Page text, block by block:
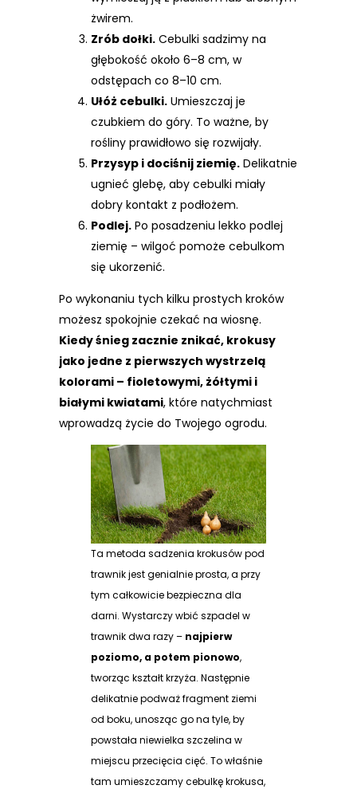
żwirem.
Zrób dołki. Cebulki sadzimy na
głębokość około 6–8 cm, w
odstępach co 8–10 cm.
Ułóż cebulki. Umieszczaj je
czubkiem do góry. To ważne, by
rośliny prawidłowo się rozwijały.
Przysyp i dociśnij ziemię. Delikatnie
ugnieć glebę, aby cebulki miały
dobry kontakt z podłożem.
Podlej. Po posadzeniu lekko podlej
ziemię – wilgoć pomoże cebulkom
się ukorzenić.
Po wykonaniu tych kilku prostych kroków
możesz spokojnie czekać na wiosnę.
Kiedy śnieg zacznie znikać, krokusy
jako jedne z pierwszych wystrzelą
kolorami – fioletowymi, żółtymi i
białymi kwiatami, które natychmiast
wprowadzą życie do Twojego ogrodu.
Ta metoda sadzenia krokusów pod
trawnik jest genialnie prosta, a przy
tym całkowicie bezpieczna dla
darni. Wystarczy wbić szpadel w
trawnik dwa razy – najpierw
poziomo, a potem pionowo,
tworząc kształt krzyża. Następnie
delikatnie podważ fragment ziemi
od boku, unosząc go na tyle, by
powstała niewielka szczelina w
miejscu przecięcia cięć. To właśnie
tam umieszczamy cebulkę krokusa,